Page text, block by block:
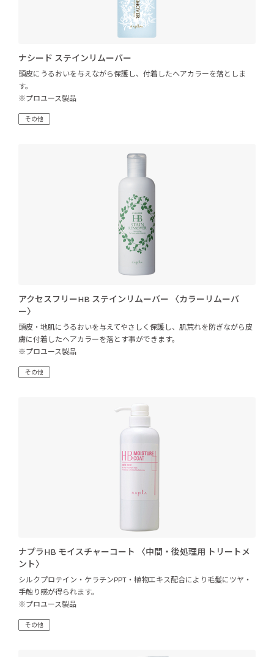
ナシード ステインリムーバー
頭皮にうるおいを与えながら保護し、付着したヘアカラーを落としま
す。
※プロユース製品
その他
アクセスフリーHB ステインリムーバー 〈カラーリムーバ
ー〉
頭皮・地肌にうるおいを与えてやさしく保護し、肌荒れを防ぎながら皮
膚に付着したヘアカラーを落とす事ができます。
※プロユース製品
その他
ナプラHB モイスチャーコート 〈中間・後処理用 トリートメ
ント〉
シルクプロテイン・ケラチンPPT・植物エキス配合により毛髪にツヤ・
手触り感が得られます。
※プロユース製品
その他